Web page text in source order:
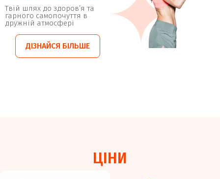
Твій шлях до здоров’я та
гарного самопочуття в
дружній атмосфері
ДІЗНАЙСЯ БІЛЬШЕ
ЦІНИ